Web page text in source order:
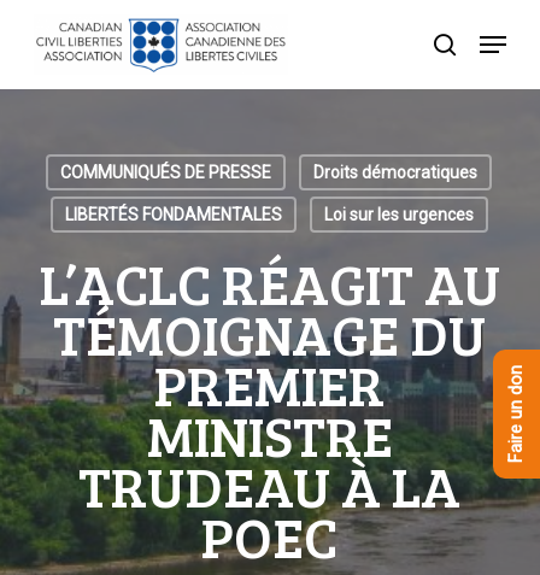
recherche
Menu
COMMUNIQUÉS DE PRESSE Droits démocratiques
LIBERTÉS FONDAMENTALES Loi sur les urgences
L’ACLC RÉAGIT AU
TÉMOIGNAGE DU
PREMIER
MINISTRE
TRUDEAU À LA
POEC
Faire un don